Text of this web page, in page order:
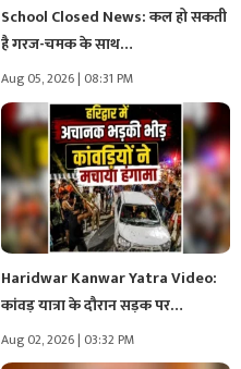
School Closed News: कल हो सकती
है गरज-चमक के साथ…
Aug 05, 2026 | 08:31 PM
Haridwar Kanwar Yatra Video:
कांवड़ यात्रा के दौरान सड़क पर…
Aug 02, 2026 | 03:32 PM